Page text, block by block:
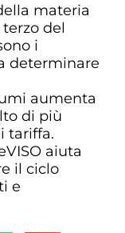
materia
del
i
determinare
aumenta
di più
tariffa.
aiuta
il ciclo
e